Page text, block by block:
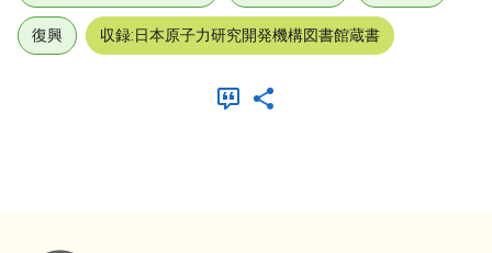
復興 収録:日本原子力研究開発機構図書館蔵書